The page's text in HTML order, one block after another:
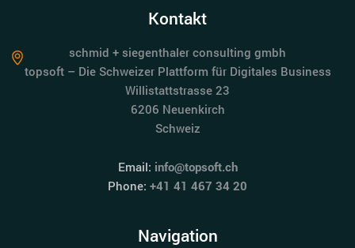
Kontakt
schmid + siegenthaler consulting gmbh
topsoft – Die Schweizer Plattform für Digitales Business
Willistattstrasse 23
6206 Neuenkirch
Schweiz
Email: info@topsoft.ch
Phone: +41 41 467 34 20
Navigation